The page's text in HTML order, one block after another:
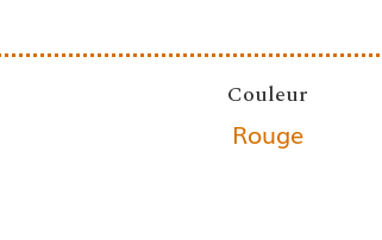
Couleur
Rouge